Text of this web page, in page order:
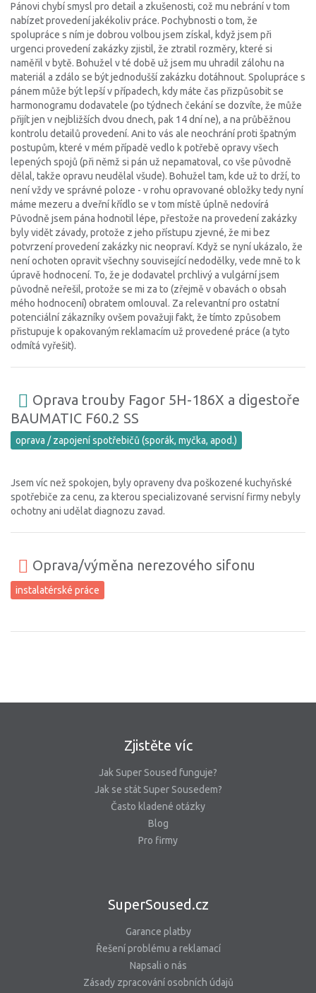
Pánovi chybí smysl pro detail a zkušenosti, což mu nebrání v tom
nabízet provedení jakékoliv práce. Pochybnosti o tom, že
spolupráce s ním je dobrou volbou jsem získal, když jsem při
urgenci provedení zakázky zjistil, že ztratil rozměry, které si
naměřil v bytě. Bohužel v té době už jsem mu uhradil zálohu na
materiál a zdálo se být jednodušší zakázku dotáhnout. Spolupráce s
pánem může být lepší v případech, kdy máte čas přizpůsobit se
harmonogramu dodavatele (po týdnech čekání se dozvíte, že může
přijít jen v nejbližších dvou dnech, pak 14 dní ne), a na průběžnou
kontrolu detailů provedení. Ani to vás ale neochrání proti špatným
postupům, které v mém případě vedlo k potřebě opravy všech
lepených spojů (při němž si pán už nepamatoval, co vše původně
dělal, takže opravu neudělal všude). Bohužel tam, kde už to drží, to
není vždy ve správné poloze - v rohu opravované obložky tedy nyní
máme mezeru a dveřní křídlo se v tom místě úplně nedovírá
Původně jsem pána hodnotil lépe, přestože na provedení zakázky
byly vidět závady, protože z jeho přístupu zjevné, že mi bez
potvrzení provedení zakázky nic neopraví. Když se nyní ukázalo, že
není ochoten opravit všechny související nedodělky, vede mně to k
úpravě hodnocení. To, že je dodavatel prchlivý a vulgární jsem
původně neřešil, protože se mi za to (zřejmě v obavách o obsah
mého hodnocení) obratem omlouval. Za relevantní pro ostatní
potenciální zákazníky ovšem považuji fakt, že tímto způsobem
přistupuje k opakovaným reklamacím už provedené práce (a tyto
odmítá vyřešit).
Oprava trouby Fagor 5H-186X a digestoře
BAUMATIC F60.2 SS
oprava / zapojení spotřebičů (sporák, myčka, apod.)
Jsem víc než spokojen, byly opraveny dva poškozené kuchyňské
spotřebiče za cenu, za kterou specializované servisní firmy nebyly
ochotny ani udělat diagnozu zavad.
Oprava/výměna nerezového sifonu
instalatérské práce
Zjistěte víc
Jak Super Soused funguje?
Jak se stát Super Sousedem?
Často kladené otázky
Blog
Pro firmy
SuperSoused.cz
Garance platby
Řešení problému a reklamací
Napsali o nás
Zásady zpracování osobních údajů